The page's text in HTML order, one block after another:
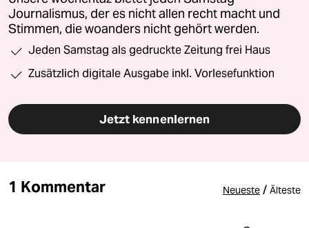
Journalismus, der es nicht allen recht macht und
Stimmen, die woanders nicht gehört werden.
Jeden Samstag als gedruckte Zeitung frei Haus
Zusätzlich digitale Ausgabe inkl. Vorlesefunktion
Jetzt kennenlernen
1 Kommentar Neueste / Älteste